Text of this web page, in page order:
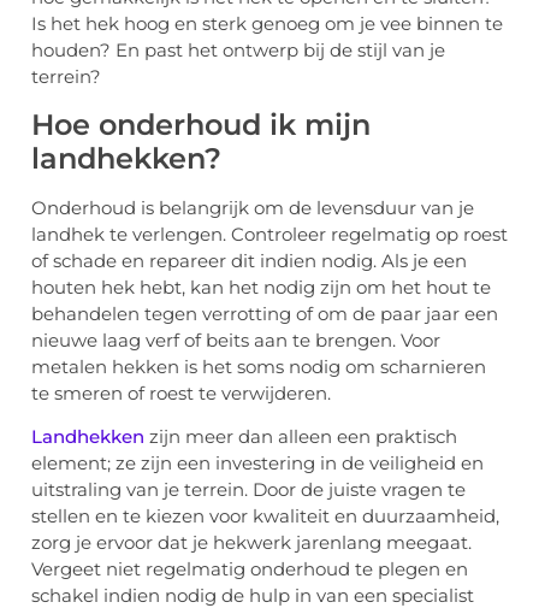
Is het hek hoog en sterk genoeg om je vee binnen te
houden? En past het ontwerp bij de stijl van je
terrein?
Hoe onderhoud ik mijn
landhekken?
Onderhoud is belangrijk om de levensduur van je
landhek te verlengen. Controleer regelmatig op roest
of schade en repareer dit indien nodig. Als je een
houten hek hebt, kan het nodig zijn om het hout te
behandelen tegen verrotting of om de paar jaar een
nieuwe laag verf of beits aan te brengen. Voor
metalen hekken is het soms nodig om scharnieren
te smeren of roest te verwijderen.
Landhekken zijn meer dan alleen een praktisch
element; ze zijn een investering in de veiligheid en
uitstraling van je terrein. Door de juiste vragen te
stellen en te kiezen voor kwaliteit en duurzaamheid,
zorg je ervoor dat je hekwerk jarenlang meegaat.
Vergeet niet regelmatig onderhoud te plegen en
schakel indien nodig de hulp in van een specialist